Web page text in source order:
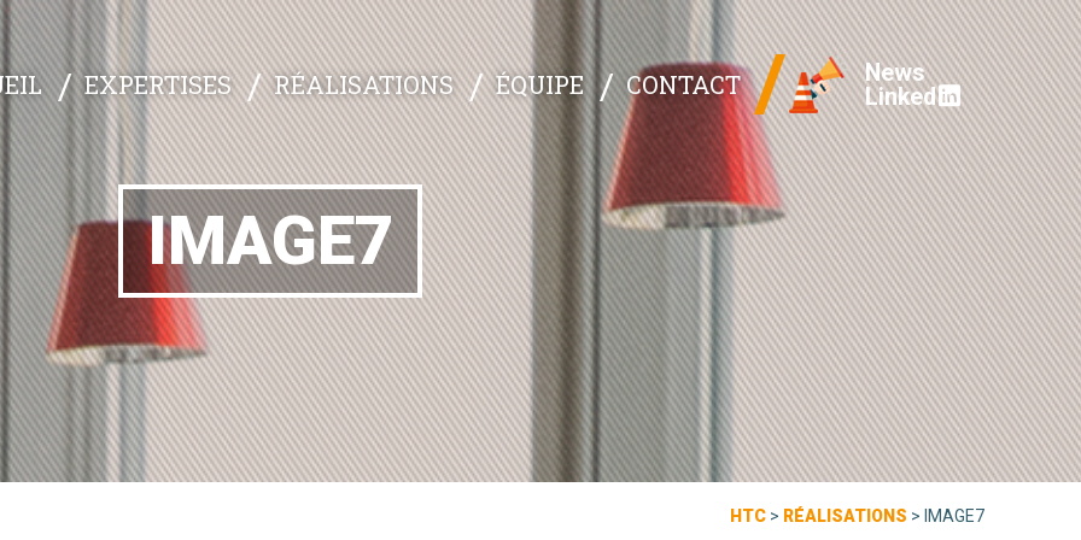
EXPERTISES RÉALISATIONS ÉQUIPE CONTACT
News
Linked
IMAGE7
HTC > RÉALISATIONS > IMAGE7